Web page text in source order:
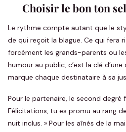
Choisir le bon ton
Le rythme compte autant que le
de qui reçoit la blague. Ce qui fera
forcément les grands-parents ou
humour au public, c’est la clé
marque chaque destinataire à sa
Pour le partenaire, le second degré
Félicitations, tu es promu au rang
nuit inclus. » Pour les aînés de la